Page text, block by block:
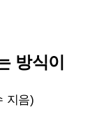
방식이
지음)